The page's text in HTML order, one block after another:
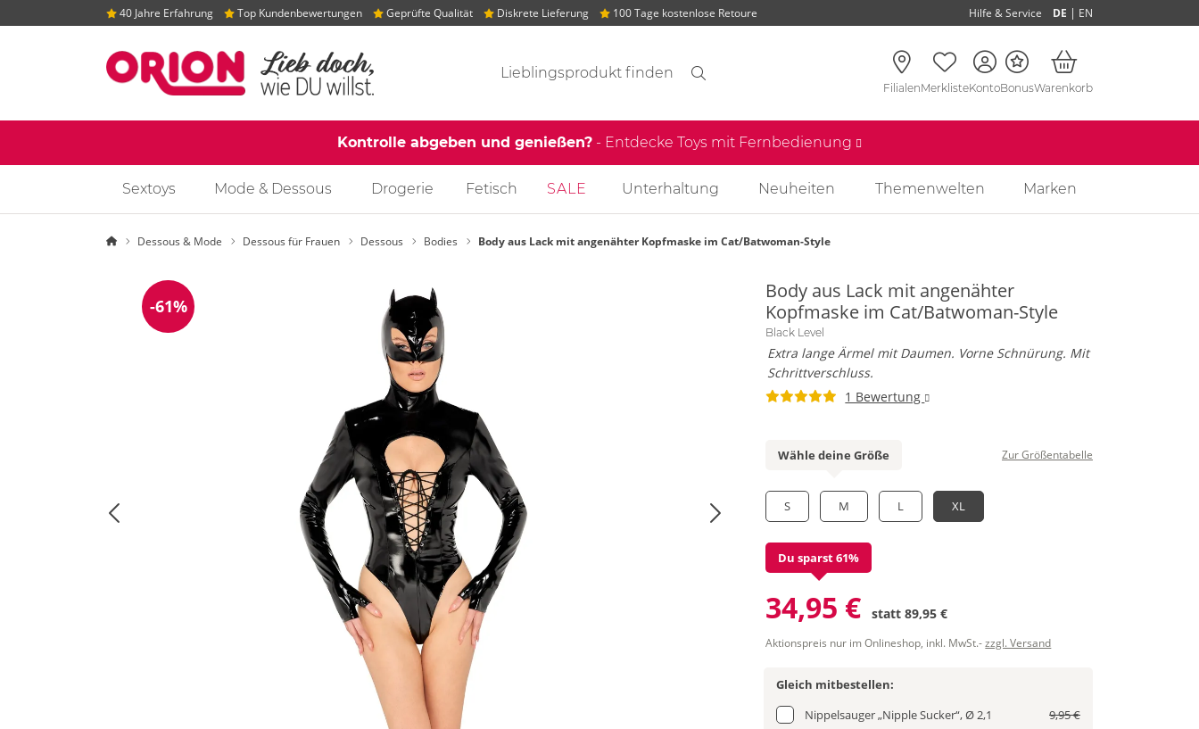
40 Jahre Erfahrung Top Kundenbewertungen Geprüfte Qualität Diskrete Lieferung 100 Tage kostenlose Retoure Hilfe & Service DE | EN
Suchvorschläge
FilialenMerklisteKontoBonusWarenkorb
Kontrolle abgeben und genießen? - Entdecke Toys mit Fernbedienung
Sextoys Mode & Dessous Drogerie Fetisch SALE Unterhaltung Neuheiten Themenwelten Marken
StartseiteDessous & Mode Dessous für Frauen Dessous Bodies Body aus Lack mit angenähter Kopfmaske im Cat/Batwoman-Style
Reduzierung
-61%
Body aus Lack mit angenähter
Kopfmaske im Cat/Batwoman-Style
Black Level
Extra lange Ärmel mit Daumen. Vorne Schnürung. Mit
Schrittverschluss.
1 Bewertung
Wähle deine Größe
S M L XL
Zur Größentabelle
Du sparst 61%
34,95 € statt89,95 €
Aktionspreis nur im Onlineshop, inkl. MwSt.-zzgl. Versand
Gleich mitbestellen:
Nippelsauger „Nipple Sucker“, Ø 2,1
9,95 €